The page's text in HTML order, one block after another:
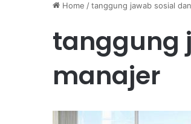
Home /tanggung jawab sosial
tanggung
manajer